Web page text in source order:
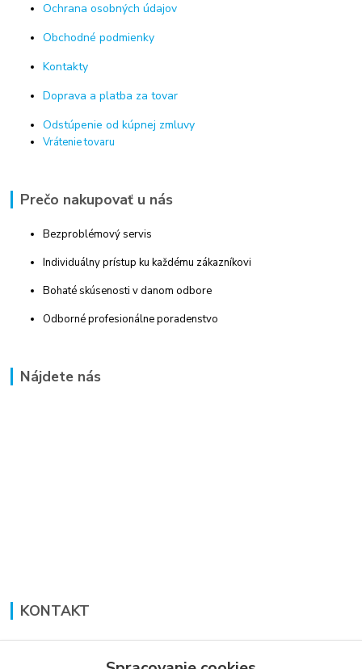
Ochrana osobných údajov
Obchodné podmienky
Kontakty
Doprava a platba za tovar
Odstúpenie od kúpnej zmluvy
Vrátenie tovaru
Prečo nakupovať u nás
Bezproblémový servis
Individuálny prístup ku každému zákazníkovi
Bohaté skúsenosti v danom odbore
Odborné profesionálne poradenstvo
Nájdete nás
KONTAKT
+421 948 711 774